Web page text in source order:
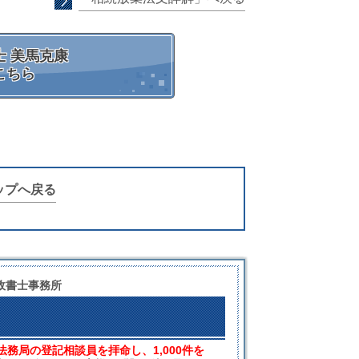
美馬克康
ちら
プへ戻る
書士事務所
務局の登記相談員を拝命し、1,000件を